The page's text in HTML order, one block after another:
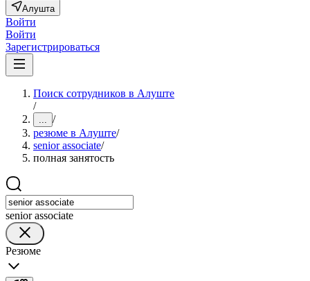
Алушта
Войти
Войти
Зарегистрироваться
Поиск сотрудников в Алуште
/
... /
резюме в Алуште/
senior associate/
полная занятость
senior associate
Резюме